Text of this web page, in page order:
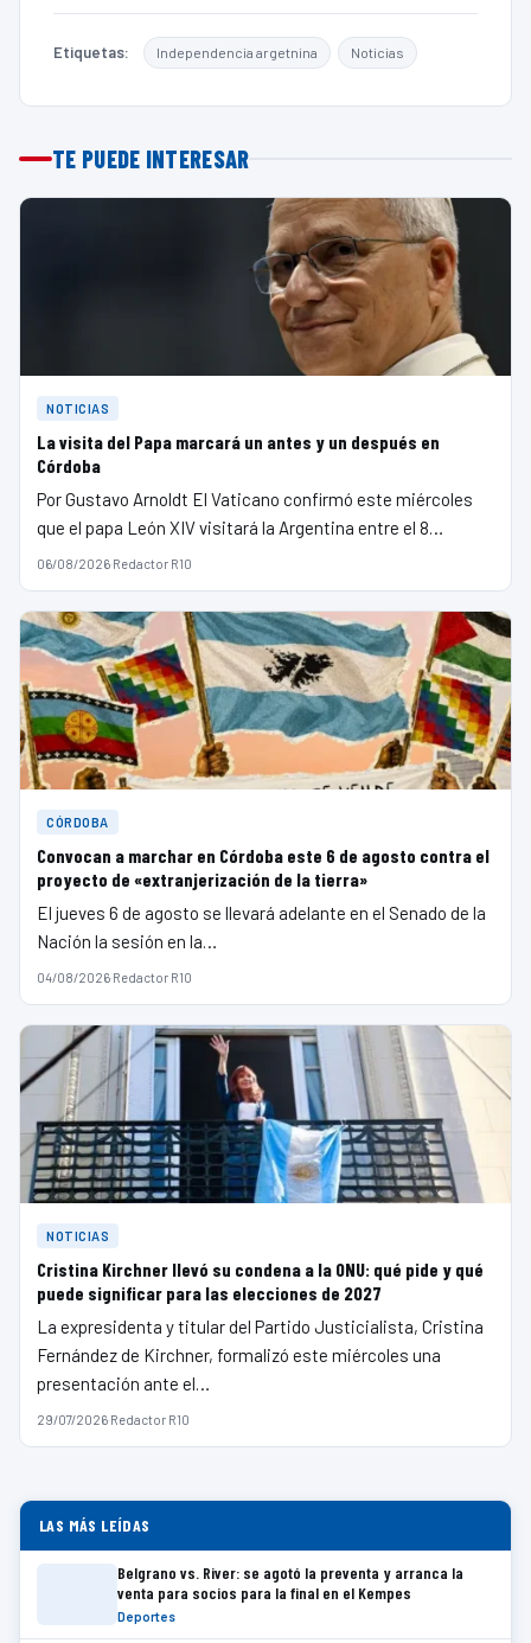
Etiquetas: Independencia argetnina Noticias
TE PUEDE INTERESAR
NOTICIAS
La visita del Papa marcará un antes y un después en
Córdoba
Por Gustavo Arnoldt El Vaticano confirmó este miércoles
que el papa León XIV visitará la Argentina entre el 8…
06/08/2026·Redactor R10
CÓRDOBA
Convocan a marchar en Córdoba este 6 de agosto contra el
proyecto de «extranjerización de la tierra»
El jueves 6 de agosto se llevará adelante en el Senado de la
Nación la sesión en la…
04/08/2026·Redactor R10
NOTICIAS
Cristina Kirchner llevó su condena a la ONU: qué pide y qué
puede significar para las elecciones de 2027
La expresidenta y titular del Partido Justicialista, Cristina
Fernández de Kirchner, formalizó este miércoles una
presentación ante el…
29/07/2026·Redactor R10
LAS MÁS LEÍDAS
Belgrano vs. River: se agotó la preventa y arranca la
venta para socios para la final en el Kempes
Deportes